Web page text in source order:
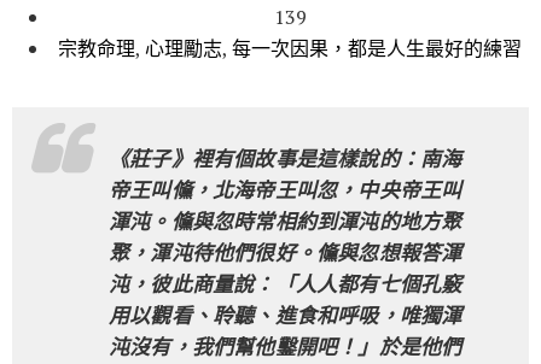
139
宗教命理, 心理勵志, 每一次因果，都是人生最好的練習
《莊子》裡有個故事是這樣說的：南海
帝王叫儵，北海帝王叫忽，中央帝王叫
渾沌。儵與忽時常相約到渾沌的地方聚
聚，渾沌待他們很好。儵與忽想報答渾
沌，彼此商量說：「人人都有七個孔竅
用以觀看、聆聽、進食和呼吸，唯獨渾
沌沒有，我們幫他鑿開吧！」於是他們